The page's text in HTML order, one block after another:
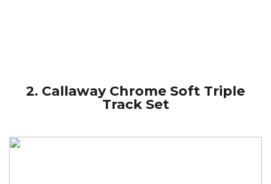
2. Callaway Chrome Soft Triple
Track Set